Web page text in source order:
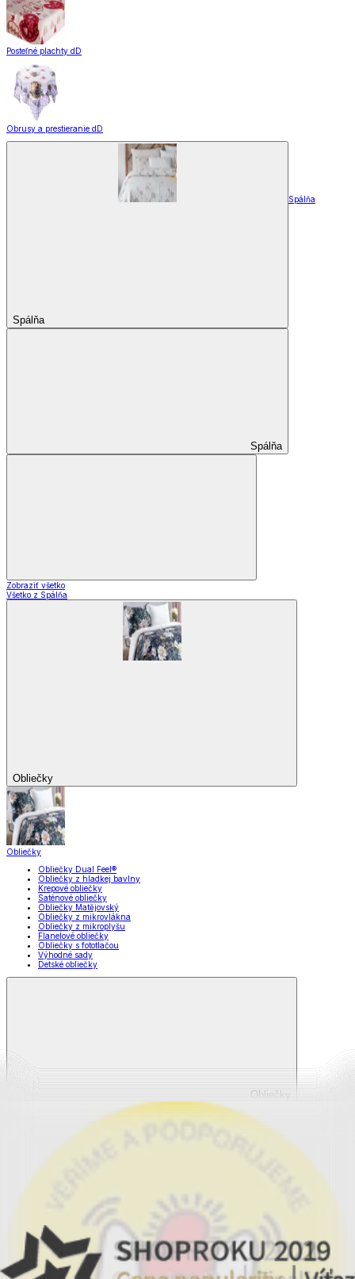
Posteľné plachty dD
Obrusy a prestieranie dD
Spálňa
Spálňa
Spálňa
Zobraziť všetko
Všetko z Spálňa
Obliečky
Obliečky
Obliečky Dual Feel®
Obliečky z hladkej bavlny
Krepové obliečky
Saténové obliečky
Obliečky Matějovský
Obliečky z mikrovlákna
Obliečky z mikroplyšu
Flanelové obliečky
Obliečky s fototlačou
Výhodné sady
Detské obliečky
Obliečky
Zobraziť všetko
Všetko z Obliečky